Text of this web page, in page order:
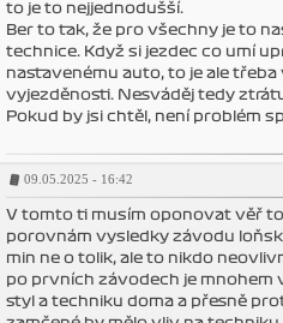
to je to nejjednodušší.
Ber to tak, že pro všechny je to
technice. Když si jezdec co umí
nastavenému auto, to je ale třeba
vyjezděnosti. Nesváděj tedy
Pokud by jsi chtěl, není problém
09.05.2025 - 16:42
V tomto ti musím oponovat věř
porovnám vysledky závodu
min ne o tolik, ale to nikdo
po prvních závodech je mnohem
styl a techniku doma a přesně